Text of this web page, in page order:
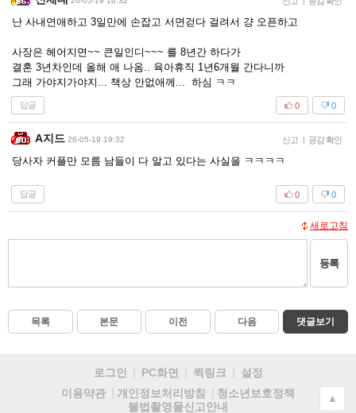
난 사내연애하고 3일만에 손잡고 서면걷다 걸려서 걍 오픈하고
사장은 헤어지면~~ 큰일인디~~~ 를 8년간 하다가
결혼 3년차인데 올해 애 나옴.. 육아휴직 1년6개월 간다니까
그래 가야지가야지... 책상 안없애께... 하심 ㅋㅋ
답글 0
0
A지드 26-05-19 19:32 신고 | 공감 확인
당사자 커플만 모름 남들이 다 알고 있다는 사실을 ㅋㅋㅋㅋ
답글 0
0
새로고침
등록
목록 본문 이전 다음 댓글보기
로그인 PC화면 퀵링크
설정
이용약관
개인정보처리방침
청소년보호정책
불법촬영물신고안내
▲